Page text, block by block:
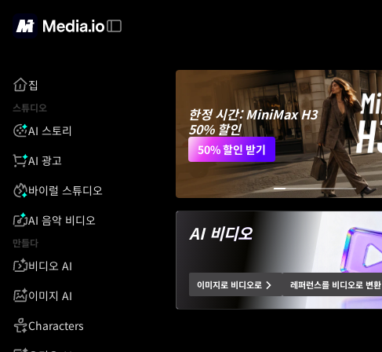
집
스튜디오
AI 스토리
AI 광고
바이럴 스튜디오
AI 음악 비디오
만들다
비디오 AI
이미지 AI
Characters
한정 시간: MiniMax H3
50% 할인
50% 할인 받기
AI 비디오
이미지로 비디오로 레퍼런스를 비디오로 변환